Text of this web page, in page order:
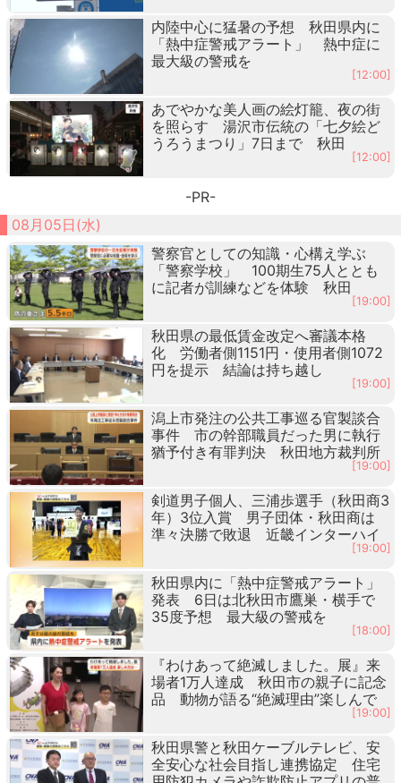
内陸中心に猛暑の予想 秋田県内に
「熱中症警戒アラート」 熱中症に
最大級の警戒を
[12:00]
あでやかな美人画の絵灯籠、夜の街
を照らす 湯沢市伝統の「七夕絵ど
うろうまつり」7日まで 秋田
[12:00]
-PR-
08月05日(水)
警察官としての知識・心構え学ぶ
「警察学校」 100期生75人ととも
に記者が訓練などを体験 秋田
[19:00]
秋田県の最低賃金改定へ審議本格
化 労働者側1151円・使用者側1072
円を提示 結論は持ち越し
[19:00]
潟上市発注の公共工事巡る官製談合
事件 市の幹部職員だった男に執行
猶予付き有罪判決 秋田地方裁判所
[19:00]
剣道男子個人、三浦歩選手（秋田商3
年）3位入賞 男子団体・秋田商は
準々決勝で敗退 近畿インターハイ
[19:00]
秋田県内に「熱中症警戒アラート」
発表 6日は北秋田市鷹巣・横手で
35度予想 最大級の警戒を
[18:00]
『わけあって絶滅しました。展』来
場者1万人達成 秋田市の親子に記念
品 動物が語る“絶滅理由”楽しんで
[19:00]
秋田県警と秋田ケーブルテレビ、安
全安心な社会目指し連携協定 住宅